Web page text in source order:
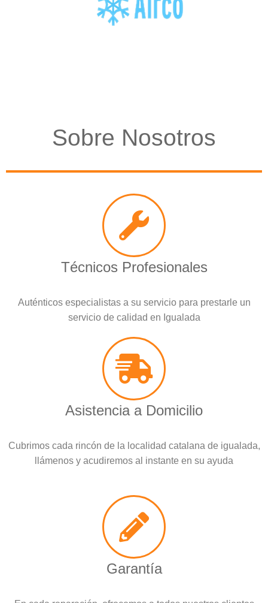
Sobre Nosotros
Técnicos Profesionales
Auténticos especialistas a su servicio para prestarle un
servicio de calidad en Igualada
Asistencia a Domicilio
Cubrimos cada rincón de la localidad catalana de igualada,
llámenos y acudiremos al instante en su ayuda
Garantía